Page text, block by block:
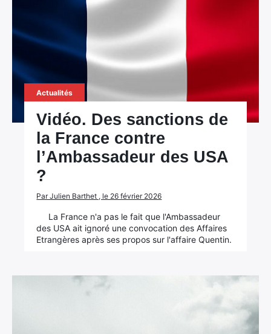
Actualités
Vidéo. Des sanctions de
la France contre
l’Ambassadeur des USA
?
Par Julien Barthet , le 26 février 2026
La France n'a pas le fait que l'Ambassadeur
des USA ait ignoré une convocation des Affaires
Etrangères après ses propos sur l'affaire Quentin.